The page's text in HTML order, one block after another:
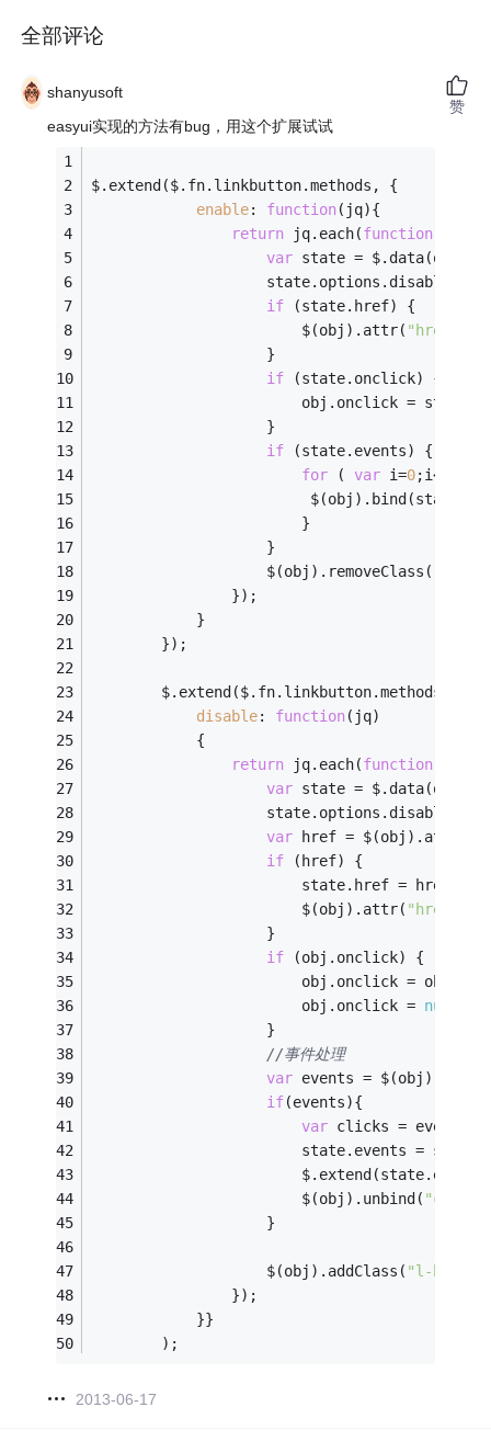
全部评论
shanyusoft
easyui实现的方法有bug，用这个扩展试试
$.extend($.fn.linkbutton.methods, {
enable: function( jq){
return jq.each(function
var state = $.data(obj,
					state.options.disabled =
if (state.href) {
						$(obj).attr(
"href"
					}
if (state.onclick) {
obj.onclick =
					}
if (state.events) {
for ( var i=0
						}
					}
					$(obj).removeClass(
				});
			}
		});
		$.extend($.fn.linkbutton.methods, {
disable: function( jq)
			{
return jq.each(function
var state = $.data(obj,
					state.options.disabled =
var href = $(obj).attr(
if (href) {
						state.href = href;
						$(obj).attr(
"href"
					}
if (obj.onclick) {
obj.onclick =
						obj.onclick =
null
					}
//事件处理
var events = $(obj).data(
if(events){
var clicks =
state.events =
						$(obj).unbind(
"click"
					}
					$(obj).addClass(
"l-btn-
				});
			}}
2013-06-17
赞